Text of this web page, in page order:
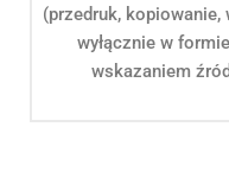
(przedruk,
wyłącznie w
wskazaniem